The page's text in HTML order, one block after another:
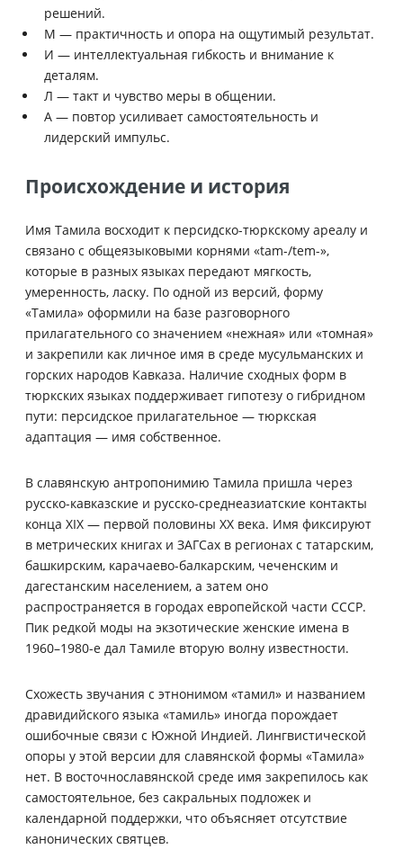
решений.
М — практичность и опора на ощутимый результат.
И — интеллектуальная гибкость и внимание к
деталям.
Л — такт и чувство меры в общении.
А — повтор усиливает самостоятельность и
лидерский импульс.
Происхождение и история
Имя Тамила восходит к персидско-тюркскому ареалу и
связано с общеязыковыми корнями «tam-/tem-»,
которые в разных языках передают мягкость,
умеренность, ласку. По одной из версий, форму
«Тамила» оформили на базе разговорного
прилагательного со значением «нежная» или «томная»
и закрепили как личное имя в среде мусульманских и
горских народов Кавказа. Наличие сходных форм в
тюркских языках поддерживает гипотезу о гибридном
пути: персидское прилагательное — тюркская
адаптация — имя собственное.
В славянскую антропонимию Тамила пришла через
русско-кавказские и русско-среднеазиатские контакты
конца XIX — первой половины XX века. Имя фиксируют
в метрических книгах и ЗАГСах в регионах с татарским,
башкирским, карачаево-балкарским, чеченским и
дагестанским населением, а затем оно
распространяется в городах европейской части СССР.
Пик редкой моды на экзотические женские имена в
1960–1980-е дал Тамиле вторую волну известности.
Схожесть звучания с этнонимом «тамил» и названием
дравидийского языка «тамиль» иногда порождает
ошибочные связи с Южной Индией. Лингвистической
опоры у этой версии для славянской формы «Тамила»
нет. В восточнославянской среде имя закрепилось как
самостоятельное, без сакральных подложек и
календарной поддержки, что объясняет отсутствие
канонических святцев.